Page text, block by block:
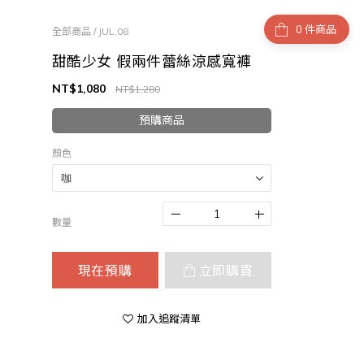
件商品
全部商品 / JUL.08
甜酷少女 假兩件蕾絲涼感寬褲
NT$1,280
NT$1,080
預購商品
顏色
數量
現在預購 立即購買
加入追蹤清單